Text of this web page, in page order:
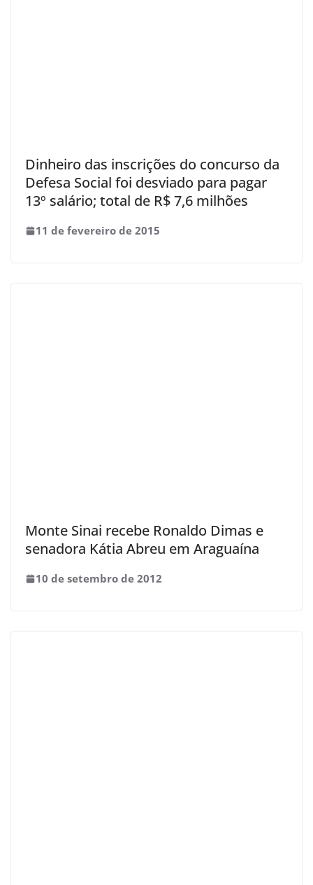
Dinheiro das inscrições do concurso da
Defesa Social foi desviado para pagar
13º salário; total de R$ 7,6 milhões
11 de fevereiro de 2015
Monte Sinai recebe Ronaldo Dimas e
senadora Kátia Abreu em Araguaína
10 de setembro de 2012